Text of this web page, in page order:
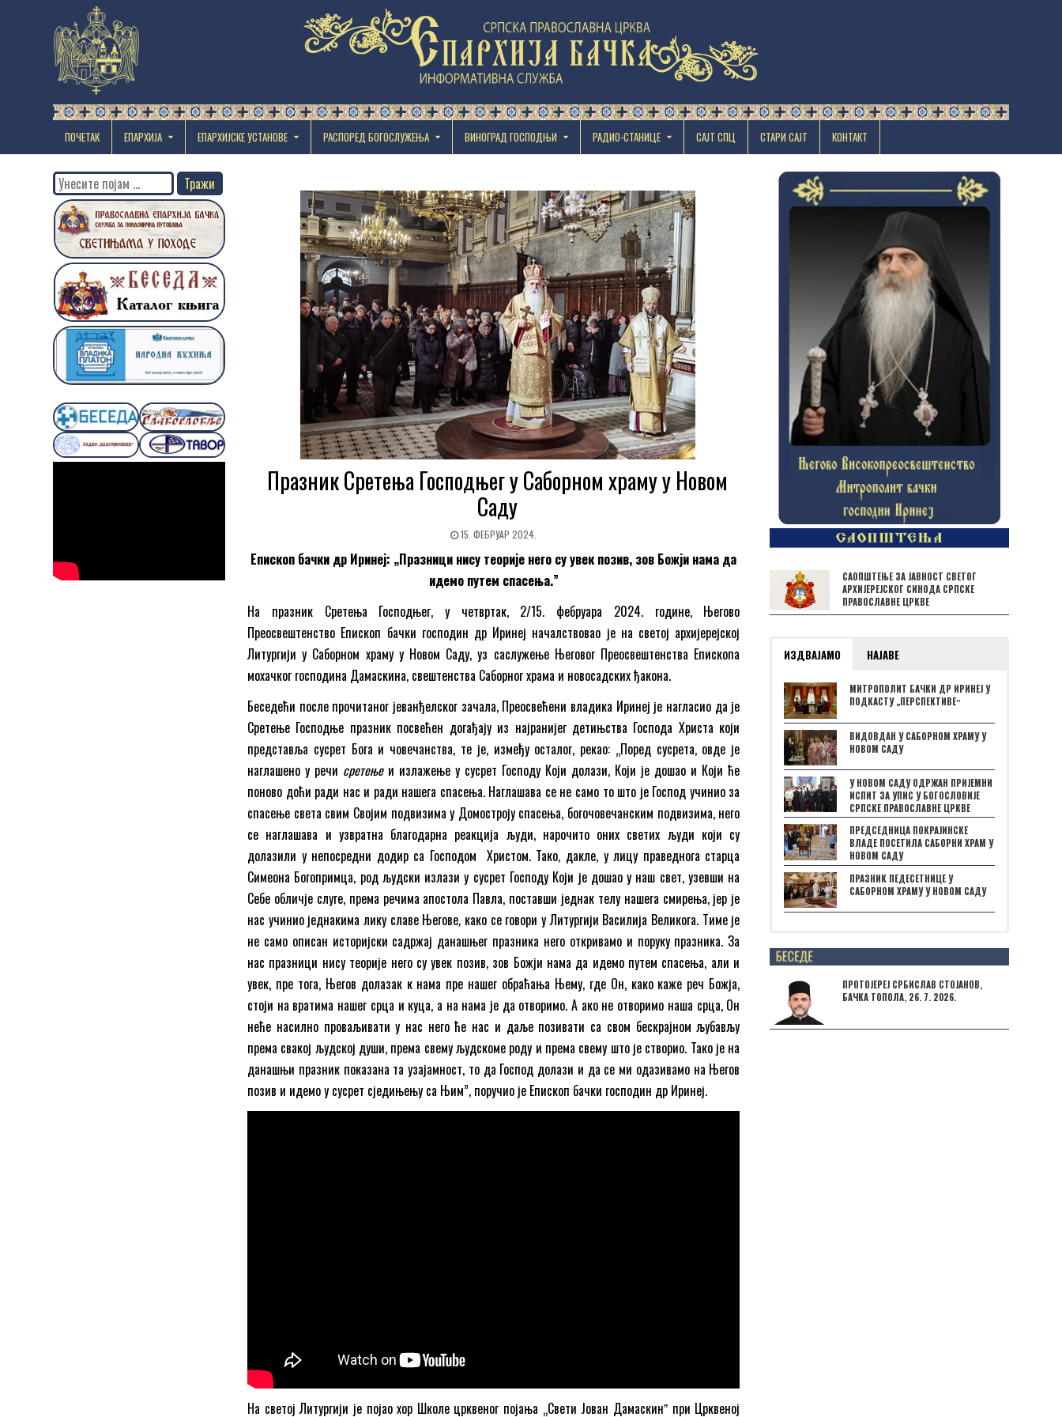
ПОЧЕТАК ЕПАРХИЈА EПАРХИЈСКЕ УСТАНОВЕ РАСПОРЕД БОГОСЛУЖЕЊА ВИНОГРАД ГОСПОДЊИ РАДИО-СТАНИЦЕ САЈТ СПЦ СТАРИ САЈТ КОНТАКТ
Празник Сретења Господњег у Саборном храму у Новом
Саду
15. ФЕБРУАР 2024.
Епископ бачки др Иринеј: „Празници нису теорије него су увек позив, зов Божји нама да
идемо путем спасења.”
На празник Сретења Господњег, у четвртак, 2/15. фебруара 2024. године, Његово
Преосвештенство Епископ бачки господин др Иринеј началствовао је на светој архијерејској
Литургији у Саборном храму у Новом Саду, уз саслужење Његовог Преосвештенства Епископа
мохачког господина Дамаскина, свештенства Саборног храма и новосадских ђакона.
Беседећи после прочитаног јеванђелског зачала, Преосвећени владика Иринеј је нагласио да је
Сретење Господње празник посвећен догађају из најранијег детињства Господа Христа који
представља сусрет Бога и човечанства, те је, између осталог, рекао: „Поред сусрета, овде је
наглашено у речи сретењеи излажење у сусрет Господу Који долази, Који је дошао и Који ће
поново доћи ради нас и ради нашега спасења. Наглашава се не само то што је Господ учинио за
спасење света свим Својим подвизима у Домостроју спасења, богочовечанским подвизима, него
се наглашава и узвратна благодарна реакција људи, нарочито оних светих људи који су
долазили у непосредни додир са Господом Христом. Тако, дакле, у лицу праведнога старца
Симеона Богопримца, род људски излази у сусрет Господу Који је дошао у наш свет, узевши на
Себе обличје слуге, према речима апостола Павла, поставши једнак телу нашега смирења, јер је
нас учинио једнакима лику славе Његове, како се говори у Литургији Василија Великога. Тиме је
не само описан историјски садржај данашњег празника него откривамо и поруку празника. За
нас празници нису теорије него су увек позив, зов Божји нама да идемо путем спасења, али и
увек, пре тога, Његов долазак к нама пре нашег обраћања Њему, где Он, како каже реч Божја,
стоји на вратима нашег срца и куца, а на нама је да отворимо. А ако не отворимо наша срца, Он
неће насилно проваљивати у нас него ће нас и даље позивати са свом бескрајном љубављу
према свакој људској души, према свему људскоме роду и према свему што је створио. Тако је на
данашњи празник показана та узајамност, то да Господ долази и да се ми одазивамо на Његов
позив и идемо у сусрет сједињењу са Њим”, поручио је Епископ бачки господин др Иринеј.
На светој Литургији је појао хор Школе црквеног појања „Свети Јован Дамаскинˮ при Црквеној
Search
for:
САОПШТЕЊЕ ЗА ЈАВНОСТ СВЕТОГ
АРХИЈЕРЕЈСКОГ СИНОДА СРПСКЕ
ПРАВОСЛАВНЕ ЦРКВЕ
ИЗДВАЈАМО НАЈАВЕ
МИТРОПОЛИТ БАЧКИ ДР ИРИНЕЈ У
ПОДКАСТУ „ПЕРСПЕКТИВЕˮ
ВИДОВДАН У САБОРНОМ ХРАМУ У
НОВОМ САДУ
У НОВОМ САДУ ОДРЖАН ПРИЈЕМНИ
ИСПИТ ЗА УПИС У БОГОСЛОВИЈЕ
СРПСКЕ ПРАВОСЛАВНЕ ЦРКВЕ
ПРЕДСЕДНИЦА ПОКРАЈИНСКЕ
ВЛАДЕ ПОСЕТИЛА САБОРНИ ХРАМ У
НОВОМ САДУ
ПРАЗНИК ПЕДЕСЕТНИЦЕ У
САБОРНОМ ХРАМУ У НОВОМ САДУ
Posts not found
ПРОТОЈЕРЕЈ СРБИСЛАВ СТОЈАНОВ,
БАЧКА ТОПОЛА, 26. 7. 2026.